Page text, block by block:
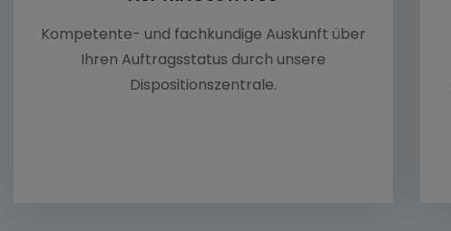
Kompetente- und fachkundige Auskunft über
Ihren Auftragsstatus durch unsere
Dispositionszentrale.